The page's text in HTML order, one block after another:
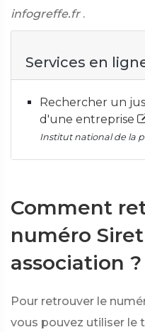
infogreffe.fr .
Services en
Rechercher un
d'une entreprise
Institut national de la
Comment
numéro
association ?
Pour retrouver le
vous pouvez utiliser le